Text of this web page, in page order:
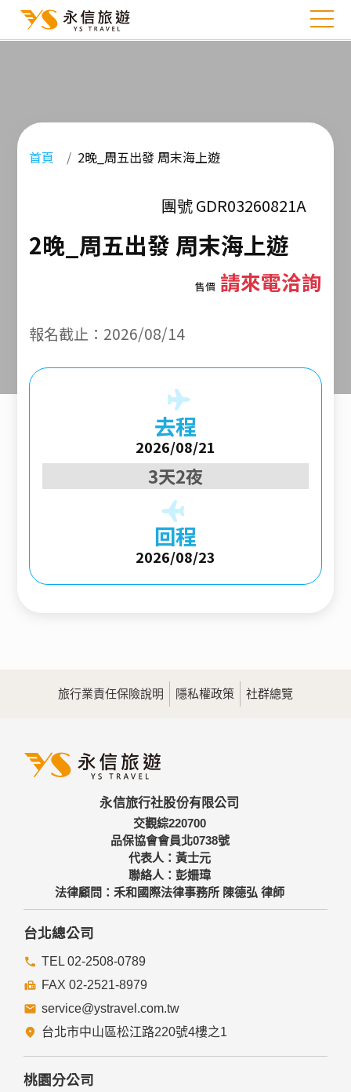
首頁 2晚_周五出發 周末海上遊
團號 GDR03260821A
2晚_周五出發 周末海上遊
售價請來電洽詢
報名截止：2026/08/14
去程
2026/08/21
3天2夜
回程
2026/08/23
旅行業責任保險說明 隱私權政策 社群總覽
永信旅行社股份有限公司
交觀綜220700
品保協會會員北0738號
代表人：黃士元
聯絡人：彭姍瑋
法律顧問：禾和國際法律事務所 陳德弘 律師
台北總公司
TEL 02-2508-0789
FAX 02-2521-8979
service@ystravel.com.tw
台北市中山區松江路220號4樓之1
桃園分公司